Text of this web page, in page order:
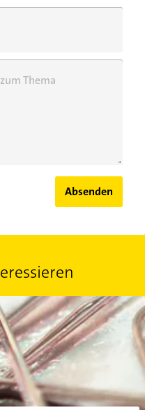
Thema
Absenden
zu Hause und unterwegs